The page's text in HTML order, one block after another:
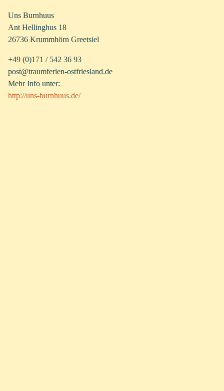
Uns Burnhuus
Ant Hellinghus 18
26736 Krummhörn Greetsiel
+49 (0)171 / 542 36 93
post@traumferien-ostfriesland.de
Mehr Info unter:
http://uns-burnhuus.de/